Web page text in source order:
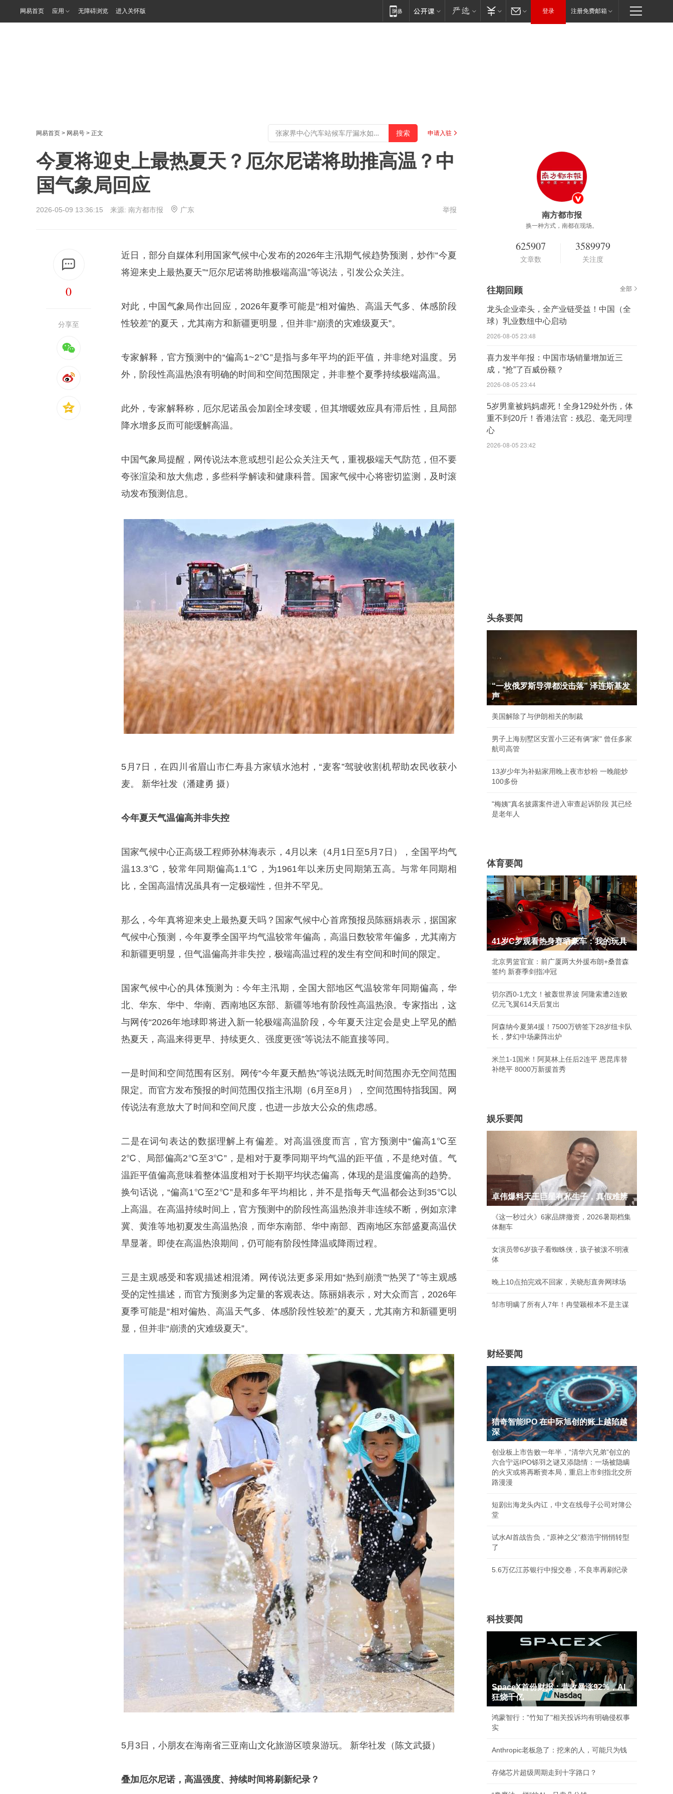
网易首页 应用 无障碍浏览 进入关怀版 登录 注册免费邮箱
网易首页 > 网易号 > 正文 申请入驻
今夏将迎史上最热夏天？厄尔尼诺将助推高温？中
国气象局回应
2026-05-09 13:36:15 来源: 南方都市报 广东 举报
0
分享至
近日，部分自媒体利用国家气候中心发布的2026年主汛期气候趋势预测，炒作“今夏
将迎来史上最热夏天”“厄尔尼诺将助推极端高温”等说法，引发公众关注。
对此，中国气象局作出回应，2026年夏季可能是“相对偏热、高温天气多、体感阶段
性较差”的夏天，尤其南方和新疆更明显，但并非“崩溃的灾难级夏天”。
专家解释，官方预测中的“偏高1~2℃”是指与多年平均的距平值，并非绝对温度。另
外，阶段性高温热浪有明确的时间和空间范围限定，并非整个夏季持续极端高温。
此外，专家解释称，厄尔尼诺虽会加剧全球变暖，但其增暖效应具有滞后性，且局部
降水增多反而可能缓解高温。
中国气象局提醒，网传说法本意或想引起公众关注天气，重视极端天气防范，但不要
夸张渲染和放大焦虑，多些科学解读和健康科普。国家气候中心将密切监测，及时滚
动发布预测信息。
5月7日，在四川省眉山市仁寿县方家镇水池村，“麦客”驾驶收割机帮助农民收获小
麦。 新华社发（潘建勇 摄）
今年夏天气温偏高并非失控
国家气候中心正高级工程师孙林海表示，4月以来（4月1日至5月7日），全国平均气
温13.3℃，较常年同期偏高1.1℃，为1961年以来历史同期第五高。与常年同期相
比，全国高温情况虽具有一定极端性，但并不罕见。
那么，今年真将迎来史上最热夏天吗？国家气候中心首席预报员陈丽娟表示，据国家
气候中心预测，今年夏季全国平均气温较常年偏高，高温日数较常年偏多，尤其南方
和新疆更明显，但气温偏高并非失控，极端高温过程的发生有空间和时间的限定。
国家气候中心的具体预测为：今年主汛期，全国大部地区气温较常年同期偏高，华
北、华东、华中、华南、西南地区东部、新疆等地有阶段性高温热浪。专家指出，这
与网传“2026年地球即将进入新一轮极端高温阶段，今年夏天注定会是史上罕见的酷
热夏天，高温来得更早、持续更久、强度更强”等说法不能直接等同。
一是时间和空间范围有区别。网传“今年夏天酷热”等说法既无时间范围亦无空间范围
限定。而官方发布预报的时间范围仅指主汛期（6月至8月），空间范围特指我国。网
传说法有意放大了时间和空间尺度，也进一步放大公众的焦虑感。
二是在词句表达的数据理解上有偏差。对高温强度而言，官方预测中“偏高1℃至
2℃、局部偏高2℃至3℃”，是相对于夏季同期平均气温的距平值，不是绝对值。气
温距平值偏高意味着整体温度相对于长期平均状态偏高，体现的是温度偏高的趋势。
换句话说，“偏高1℃至2℃”是和多年平均相比，并不是指每天气温都会达到35℃以
上高温。在高温持续时间上，官方预测中的阶段性高温热浪并非连续不断，例如京津
冀、黄淮等地初夏发生高温热浪，而华东南部、华中南部、西南地区东部盛夏高温伏
旱显著。即使在高温热浪期间，仍可能有阶段性降温或降雨过程。
三是主观感受和客观描述相混淆。网传说法更多采用如“热到崩溃”“热哭了”等主观感
受的定性描述，而官方预测多为定量的客观表达。陈丽娟表示，对大众而言，2026年
夏季可能是“相对偏热、高温天气多、体感阶段性较差”的夏天，尤其南方和新疆更明
显，但并非“崩溃的灾难级夏天”。
5月3日，小朋友在海南省三亚南山文化旅游区喷泉游玩。 新华社发（陈文武摄）
叠加厄尔尼诺，高温强度、持续时间将刷新纪录？
南方都市报
换一种方式，南都在现场。
625907
文章数
3589979
关注度
往期回顾 全部
龙头企业牵头，全产业链受益！中国（全
球）乳业数纽中心启动
2026-08-05 23:48
喜力发半年报：中国市场销量增加近三
成，“抢”了百威份额？
2026-08-05 23:44
5岁男童被妈妈虐死！全身129处外伤，体
重不到20斤！香港法官：残忍、毫无同理
心
2026-08-05 23:42
头条要闻
“一枚俄罗斯导弹都没击落” 泽连斯基发
声
美国解除了与伊朗相关的制裁
男子上海别墅区安置小三还有俩"家" 曾任多家
航司高管
13岁少年为补贴家用晚上夜市炒粉 一晚能炒
100多份
"梅姨"真名披露案件进入审查起诉阶段 其已经
是老年人
体育要闻
41岁C罗观看热身赛晒豪车：我的玩具
北京男篮官宣：前广厦两大外援布朗+桑普森
签约 新赛季剑指冲冠
切尔西0-1尤文！被轰世界波 阿隆索遭2连败
亿元飞翼614天后复出
阿森纳今夏第4援！7500万镑签下28岁纽卡队
长，梦幻中场豪阵出炉
米兰1-1国米！阿莫林上任后2连平 恩昆库替
补绝平 8000万新援首秀
娱乐要闻
卓伟爆料天王巨星有私生子，真假难辨
《这一秒过火》6家品牌撤资，2026暑期档集
体翻车
女演员带6岁孩子看蜘蛛侠，孩子被泼不明液
体
晚上10点拍完戏不回家，关晓彤直奔网球场
邹市明瞒了所有人7年！冉莹颖根本不是主谋
财经要闻
猎奇智能IPO 在中际旭创的账上越陷越
深
创业板上市告败一年半，“清华六兄弟”创立的
六合宁远IPO铩羽之谜又添隐情：一场被隐瞒
的火灾或将再断资本局，重启上市剑指北交所
路漫漫
短剧出海龙头内讧，中文在线母子公司对簿公
堂
试水AI首战告负，“原神之父”蔡浩宇悄悄转型
了
5.6万亿江苏银行中报交卷，不良率再刷纪录
科技要闻
SpaceX首份财报：营收暴涨92%，AI
狂烧千亿
鸿蒙智行："竹知了"相关投诉均有明确侵权事
实
Anthropic老板急了：挖来的人，可能只为钱
存储芯片超级周期走到十字路口？